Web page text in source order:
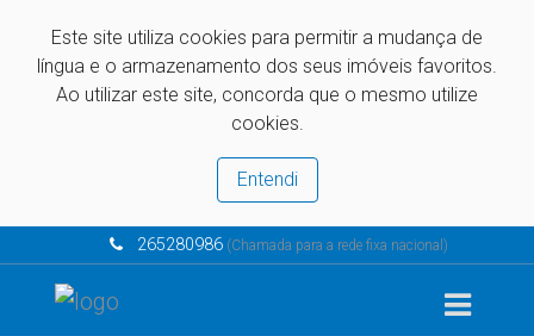
Este site utiliza cookies para permitir a mudança de
língua e o armazenamento dos seus imóveis favoritos.
Ao utilizar este site, concorda que o mesmo utilize
cookies.
Entendi
265280986(Chamada para a rede fixa nacional)